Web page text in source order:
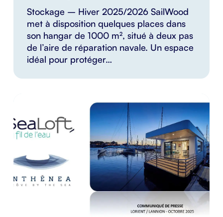
Stockage – Hiver 2025/2026 SailWood
met à disposition quelques places dans
son hangar de 1000 m², situé à deux pas
de l’aire de réparation navale. Un espace
idéal pour protéger…